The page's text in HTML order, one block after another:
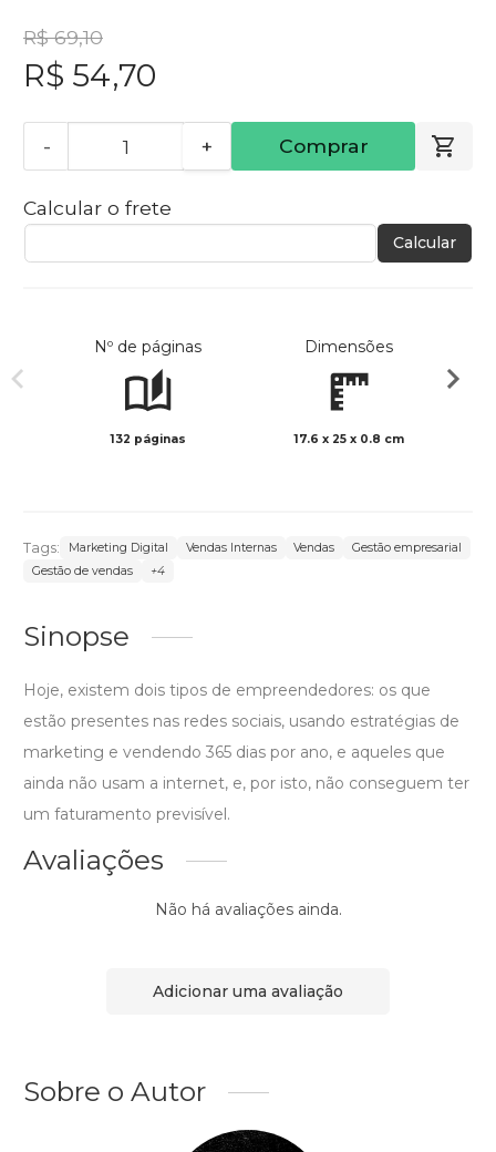
R$ 69,10
R$ 54,70
- + Comprar
Calcular o frete
Calcular
Nº de páginas
132 páginas
Dimensões
17.6 x 25 x 0.8 cm
Tags: Marketing Digital Vendas Internas Vendas
Gestão empresarial
Gestão de vendas
+4
Sinopse
Hoje, existem dois tipos de empreendedores: os que
estão presentes nas redes sociais, usando estratégias de
marketing e vendendo 365 dias por ano, e aqueles que
ainda não usam a internet, e, por isto, não conseguem ter
um faturamento previsível.
Avaliações
Não há avaliações ainda.
Adicionar uma avaliação
Sobre o Autor